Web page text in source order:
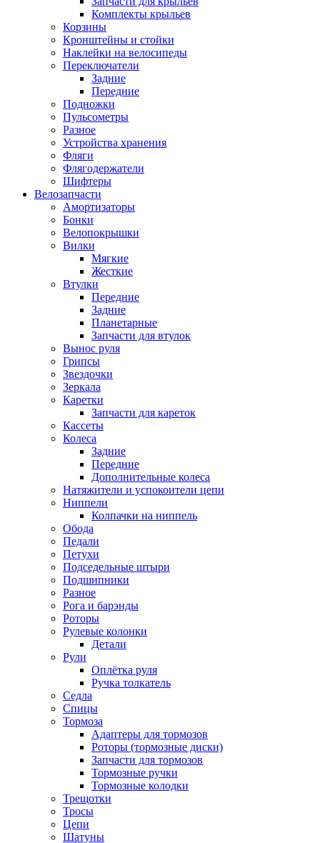
Комплекты крыльев
Корзины
Кронштейны и стойки
Наклейки на велосипеды
Переключатели
Задние
Передние
Подножки
Пульсометры
Разное
Устройства хранения
Фляги
Флягодержатели
Шифтеры
Велозапчасти
Амортизаторы
Бонки
Велопокрышки
Вилки
Мягкие
Жесткие
Втулки
Передние
Задние
Планетарные
Запчасти для втулок
Вынос руля
Грипсы
Звездочки
Зеркала
Каретки
Запчасти для кареток
Кассеты
Колеса
Задние
Передние
Дополнительные колеса
Натяжители и успокоители цепи
Ниппели
Колпачки на ниппель
Обода
Педали
Петухи
Подседельные штыри
Подшипники
Разное
Рога и барэнды
Роторы
Рулевые колонки
Детали
Рули
Оплётка руля
Ручка толкатель
Седла
Спицы
Тормоза
Адаптеры для тормозов
Роторы (тормозные диски)
Запчасти для тормозов
Тормозные ручки
Тормозные колодки
Трещотки
Тросы
Цепи
Шатуны